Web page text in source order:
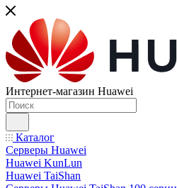
Интернет-магазин Huawei
Каталог
Серверы Huawei
Huawei KunLun
Huawei TaiShan